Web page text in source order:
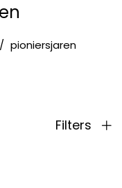
pioniersjaren
Filters